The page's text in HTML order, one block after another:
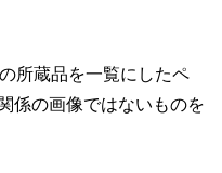
所蔵品を一覧にしたペ
係の画像ではないものを